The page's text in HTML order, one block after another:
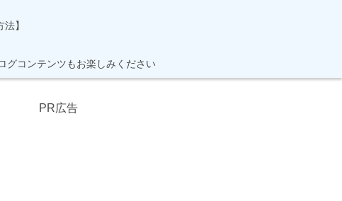
】
グコンテンツもお楽しみください
PR広告